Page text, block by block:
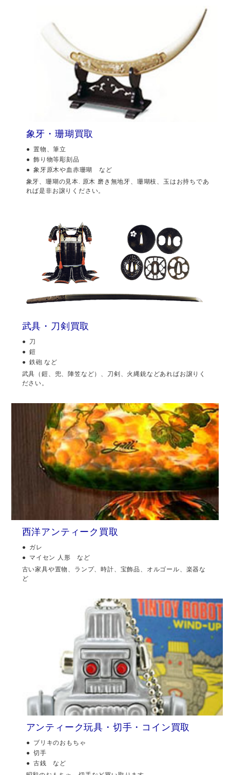
象牙・珊瑚買取
置物、筆立
飾り物等彫刻品
象牙原木や血赤珊瑚 など
象牙、珊瑚の見本. 原木 磨き無地牙、珊瑚枝、玉はお持ちであ
れば是非お譲りください。
武具・刀剣買取
刀
鎧
鉄砲 など
武具（鎧、兜、陣笠など）、刀剣、火縄銃などあればお譲りく
ださい。
西洋アンティーク買取
ガレ
マイセン 人形 など
古い家具や置物、ランプ、時計、宝飾品、オルゴール、楽器な
ど
アンティーク玩具・切手・コイン買取
ブリキのおもちゃ
切手
古銭 など